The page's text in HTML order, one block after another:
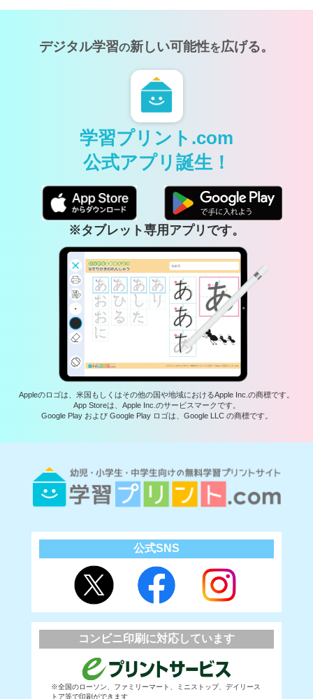
デジタル学習の新しい可能性を広げる。
学習プリント.com
公式アプリ誕生！
※タブレット専用アプリです。
Appleのロゴは、米国もしくはその他の国や地域におけるApple Inc.の商標です。
App Storeは、Apple Inc.のサービスマークです。
Google Play および Google Play ロゴは、Google LLC の商標です。
公式SNS
コンビニ印刷に対応しています
※全国のローソン、ファミリーマート、ミニストップ、デイリース
トア等で印刷ができます